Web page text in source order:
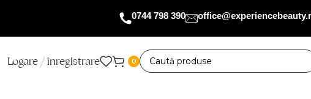
0744 798 390
Logare / înregistrare 0